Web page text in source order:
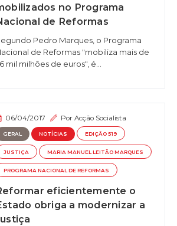
no Programa
de Reformas
Pedro Marques, o Programa
de Reformas "mobiliza mais de
mil milhões de euros", é...
06/04/2017 PorAcção Socialista
GERAL NOTÍCIAS EDIÇÃO 519
JUSTIÇA MARIA MANUEL LEITÃO MARQUES
PROGRAMA NACIONAL DE REFORMAS
eficientemente o
obriga a modernizar a